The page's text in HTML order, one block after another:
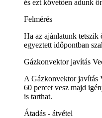
és ezt követően adunk
Felmérés
Ha az ajánlatunk tetszik
egyeztett időpontban
Gázkonvektor javítás
A Gázkonvektor javítás
60 percet vesz majd
is tarthat.
Átadás - átvétel